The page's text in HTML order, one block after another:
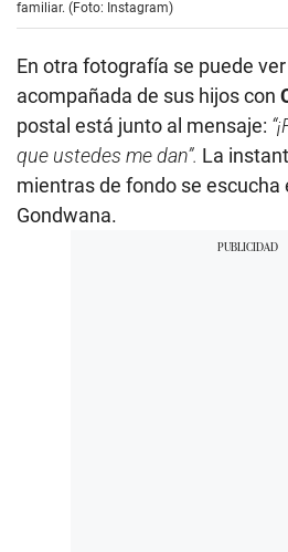
familiar. (Foto: Instagram)
En otra fotografía se puede ver
acompañada de sus hijos con
postal está junto al mensaje:
que ustedes me dan”. La
mientras de fondo se escucha
Gondwana.